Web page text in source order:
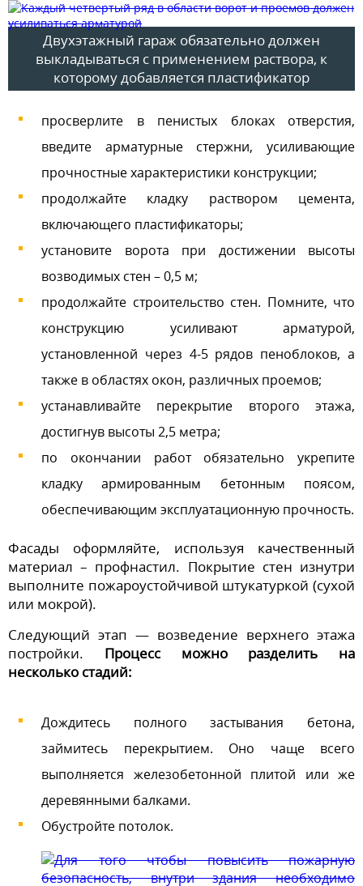
Двухэтажный гараж обязательно должен
выкладываться с применением раствора, к
которому добавляется пластификатор
просверлите в пенистых блоках отверстия,
введите арматурные стержни, усиливающие
прочностные характеристики конструкции;
продолжайте кладку раствором цемента,
включающего пластификаторы;
установите ворота при достижении высоты
возводимых стен – 0,5 м;
продолжайте строительство стен. Помните, что
конструкцию усиливают арматурой,
установленной через 4-5 рядов пеноблоков, а
также в областях окон, различных проемов;
устанавливайте перекрытие второго этажа,
достигнув высоты 2,5 метра;
по окончании работ обязательно укрепите
кладку армированным бетонным поясом,
обеспечивающим эксплуатационную прочность.
Фасады оформляйте, используя качественный
материал – профнастил. Покрытие стен изнутри
выполните пожароустойчивой штукатуркой (сухой
или мокрой).
Следующий этап — возведение верхнего этажа
постройки. Процесс можно разделить на
несколько стадий:
Дождитесь полного застывания бетона,
займитесь перекрытием. Оно чаще всего
выполняется железобетонной плитой или же
деревянными балками.
Обустройте потолок.